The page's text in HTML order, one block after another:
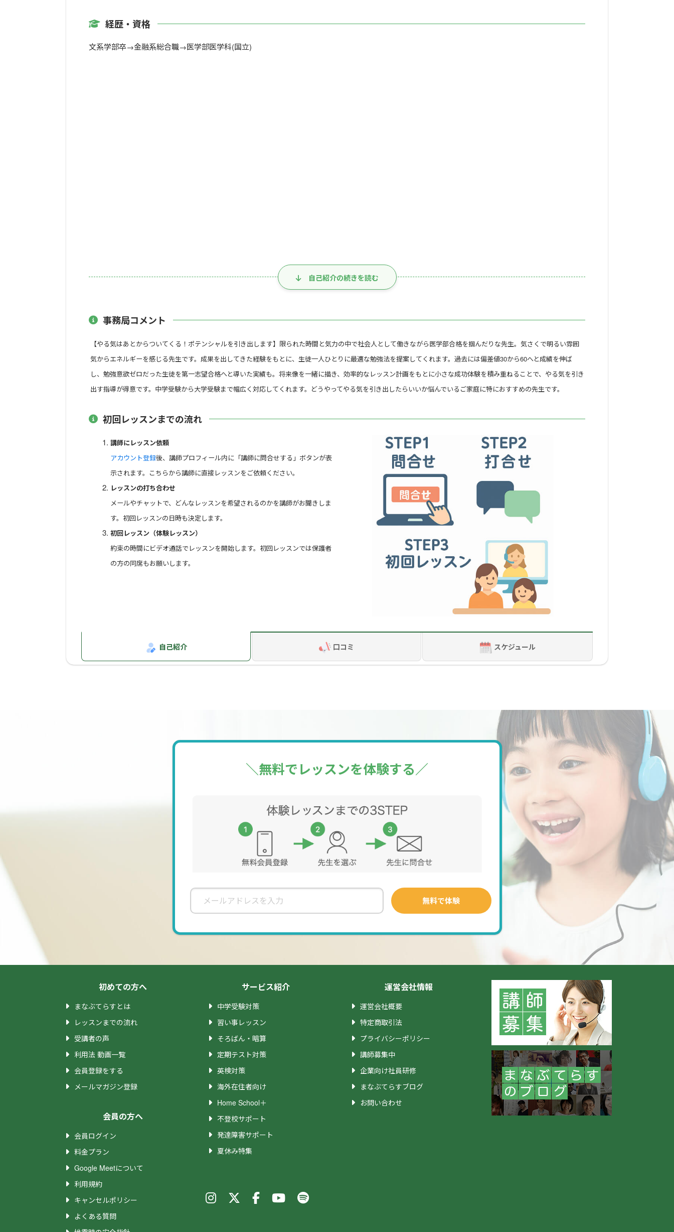
経歴・資格
文系学部卒→金融系総合職→医学部医学科(国立)
自己紹介の続きを読む
事務局コメント
【やる気はあとからついてくる！ポテンシャルを引き出します】限られた時間と気力の中で社会人として働きながら医学部合格を掴んだりな先生。気さくで明るい雰囲
気からエネルギーを感じる先生です。成果を出してきた経験をもとに、生徒一人ひとりに最適な勉強法を提案してくれます。過去には偏差値30から60へと成績を伸ば
し、勉強意欲ゼロだった生徒を第一志望合格へと導いた実績も。将来像を一緒に描き、効率的なレッスン計画をもとに小さな成功体験を積み重ねることで、やる気を引き
出す指導が得意です。中学受験から大学受験まで幅広く対応してくれます。どうやってやる気を引き出したらいいか悩んでいるご家庭に特におすすめの先生です。
初回レッスンまでの流れ
講師にレッスン依頼
アカウント登録後、講師プロフィール内に「講師に問合せする」ボタンが表
示されます。こちらから講師に直接レッスンをご依頼ください。
レッスンの打ち合わせ
メールやチャットで、どんなレッスンを希望されるのかを講師がお聞きしま
す。初回レッスンの日時も決定します。
初回レッスン（体験レッスン）
約束の時間にビデオ通話でレッスンを開始します。初回レッスンでは保護者
の方の同席もお願いします。
自己紹介 口コミ スケジュール
＼無料でレッスンを体験する／
初めての方へ
まなぶてらすとは
レッスンまでの流れ
受講者の声
利用法 動画一覧
会員登録をする
メールマガジン登録
会員の方へ
会員ログイン
料金プラン
Google Meetについて
利用規約
キャンセルポリシー
よくある質問
サービス紹介
中学受験対策
習い事レッスン
そろばん・暗算
定期テスト対策
英検対策
海外在住者向け
Home School＋
不登校サポート
発達障害サポート
夏休み特集
運営会社情報
運営会社概要
特定商取引法
プライバシーポリシー
講師募集中
企業向け社員研修
まなぶてらすブログ
お問い合わせ